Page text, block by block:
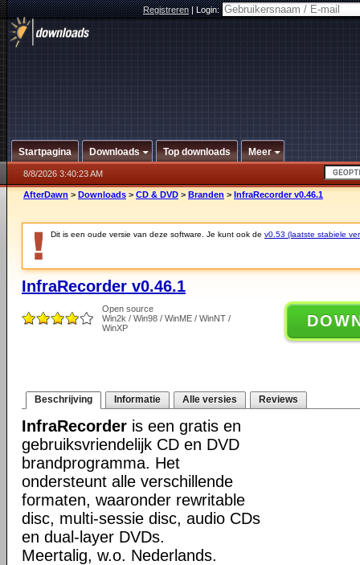
Registreren|Login:
Startpagina Downloads Top downloads Meer
8/8/2026 3:40:23 AM
AfterDawn > Downloads > CD & DVD > Branden > InfraRecorder v0.46.1
Dit is een oude versie van deze software. Je kunt ook de v0.53 (laatste stabiele
InfraRecorder v0.46.1
Open source
Win2k / Win98 / WinME / WinNT /
WinXP
Beschrijving Informatie Alle versies Reviews
InfraRecorder is een gratis en
gebruiksvriendelijk CD en DVD
brandprogramma. Het
ondersteunt alle verschillende
formaten, waaronder rewritable
disc, multi-sessie disc, audio CDs
en dual-layer DVDs.
Meertalig, w.o. Nederlands.